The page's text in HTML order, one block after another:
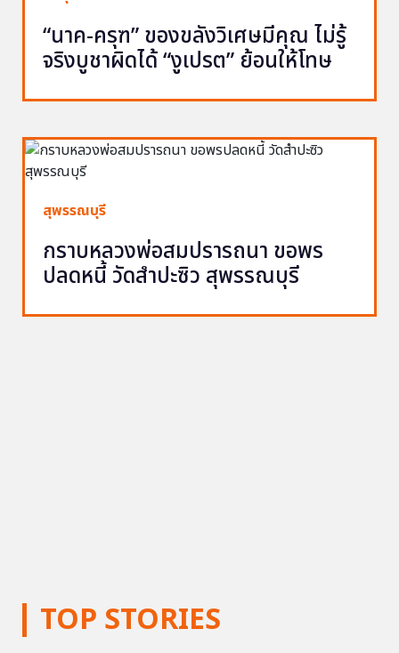
TOP STORIES
“นาค-ครุฑ” ของขลังวิเศษมีคุณ ไม่รู้
จริงบูชาผิดได้ “งูเปรต” ย้อนให้โทษ
สุพรรณบุรี
กราบหลวงพ่อสมปรารถนา ขอพร
ปลดหนี้ วัดสำปะซิว สุพรรณบุรี